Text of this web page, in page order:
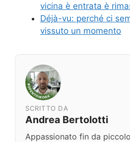
vicina è entrata è
Déjà-vu: perché ci
vissuto un momento
SCRITTO DA
Andrea Bertolotti
Appassionato fin da